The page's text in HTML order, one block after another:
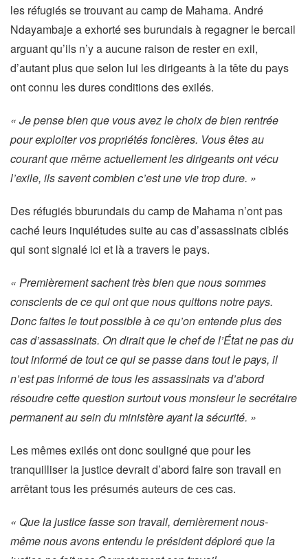
les réfugiés se trouvant au camp de Mahama. André
Ndayambaje a exhorté ses burundais à regagner le bercail
arguant qu’ils n’y a aucune raison de rester en exil,
d’autant plus que selon lui les dirigeants à la tête du pays
ont connu les dures conditions des exilés.
« Je pense bien que vous avez le choix de bien rentrée
pour exploiter vos propriétés foncières. Vous êtes au
courant que même actuellement les dirigeants ont vécu
l’exile, ils savent combien c’est une vie trop dure. »
Des réfugiés bburundais du camp de Mahama n’ont pas
caché leurs inquiétudes suite au cas d’assassinats ciblés
qui sont signalé ici et là a travers le pays.
« Premièrement sachent très bien que nous sommes
conscients de ce qui ont que nous quittons notre pays.
Donc faites le tout possible à ce qu’on entende plus des
cas d’assassinats. On dirait que le chef de l’État ne pas du
tout informé de tout ce qui se passe dans tout le pays, il
n’est pas informé de tous les assassinats va d’abord
résoudre cette question surtout vous monsieur le secrétaire
permanent au sein du ministère ayant la sécurité. »
Les mêmes exilés ont donc souligné que pour les
tranquilliser la justice devrait d’abord faire son travail en
arrêtant tous les présumés auteurs de ces cas.
« Que la justice fasse son travail, dernièrement nous-
même nous avons entendu le président déploré que la